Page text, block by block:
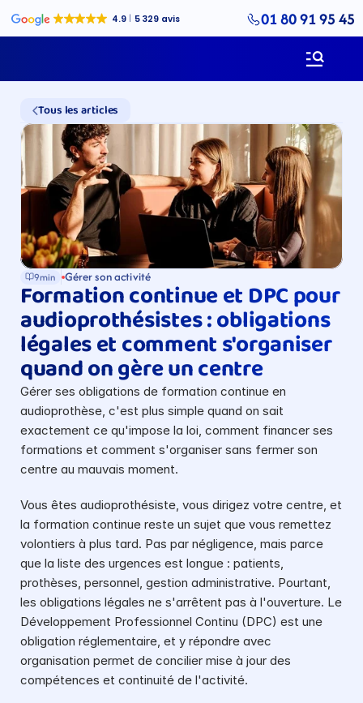
01 80 91 95 45
9min Gérer son activité
Formation continue et DPC pour
audioprothésistes : obligations
légales et comment s'organiser
quand on gère un centre
Gérer ses obligations de formation continue en
audioprothèse, c'est plus simple quand on sait
exactement ce qu'impose la loi, comment financer ses
formations et comment s'organiser sans fermer son
centre au mauvais moment.
Vous êtes audioprothésiste, vous dirigez votre centre, et
la formation continue reste un sujet que vous remettez
volontiers à plus tard. Pas par négligence, mais parce
que la liste des urgences est longue : patients,
prothèses, personnel, gestion administrative. Pourtant,
les obligations légales ne s'arrêtent pas à l'ouverture. Le
Développement Professionnel Continu (DPC) est une
obligation réglementaire, et y répondre avec
organisation permet de concilier mise à jour des
compétences et continuité de l'activité.
Tous les articles